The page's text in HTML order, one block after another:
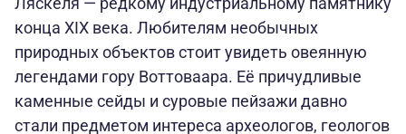
конца XIX века. Любителям необычных
природных объектов стоит увидеть овеянную
легендами гору Воттоваара. Её причудливые
каменные сейды и суровые пейзажи давно
стали предметом интереса археологов, геологов